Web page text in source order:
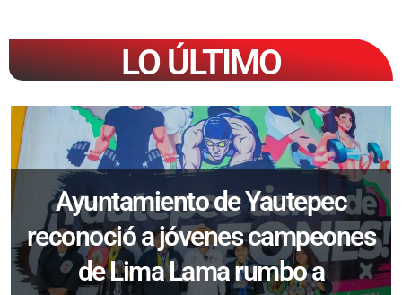
LO ÚLTIMO
Ayuntamiento de Yautepec
reconoció a jóvenes campeones
de Lima Lama rumbo a